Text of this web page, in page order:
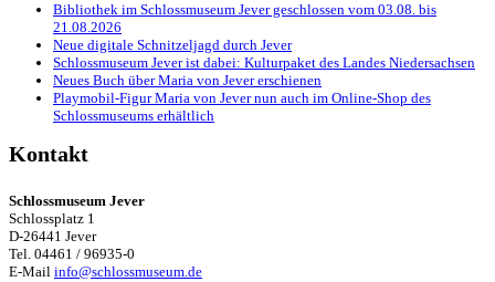
Bibliothek im Schlossmuseum Jever geschlossen vom 03.08. bis
21.08.2026
Neue digitale Schnitzeljagd durch Jever
Schlossmuseum Jever ist dabei: Kulturpaket des Landes Niedersachsen
Neues Buch über Maria von Jever erschienen
Playmobil-Figur Maria von Jever nun auch im Online-Shop des
Schlossmuseums erhältlich
Kontakt
Schlossmuseum Jever
Schlossplatz 1
D-26441 Jever
Tel. 04461 / 96935-0
E-Mail info@schlossmuseum.de